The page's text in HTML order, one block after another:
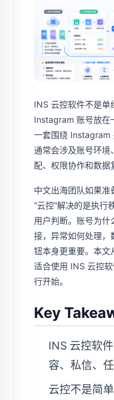
INS 云控软件不是单
Instagram 账号放在
一套围绕 Instagram
通常会涉及账号环境
配、权限协作和数据
中文出海团队如果
“云控”解决的是执行
用户判断。账号为什
接，异常如何处理，
钮本身更重要。本文
适合使用 INS 云控
行开始。
Key
INS 云控软
容、私信、
云控不是简